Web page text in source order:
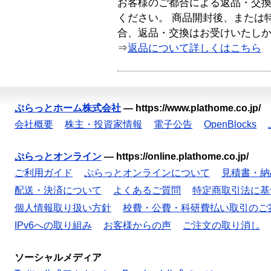
お客様のご都合による返品・交
ください。 商品開封後、または
合、返品・交換はお受けいたし
⇒返品について詳しくはこちら
ぷらっとホーム株式会社 — https://www.plathome.co.jp/
会社概要
株主・投資家情報 電子公告 OpenBlocks
ぷらっとオンライン — https://online.plathome.co.jp/
ご利用ガイド
ぷらっとオンラインについて
見積書・
配送・決済について
よくあるご質問
特定商取引法に
個人情報取り扱い方針
校費・公費・科研費払い取引のご
IPv6への取り組み
お客様からの声 ご注文の取り消し
ソーシャルメディア